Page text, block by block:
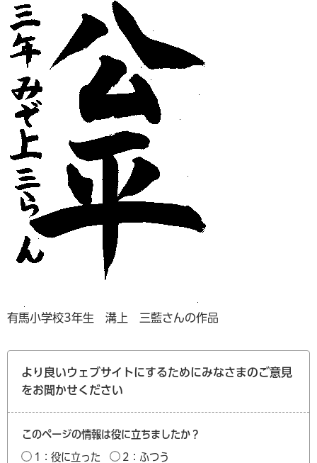
有馬小学校3年生 溝上 三藍さんの作品
より良いウェブサイトにするためにみなさまのご意見
をお聞かせください
このページの情報は役に立ちましたか？
1：役に立った
2：ふつう